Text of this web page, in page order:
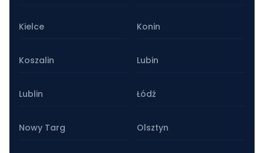
Kielce Konin
Koszalin Lubin
Lublin Łódź
Nowy Targ Olsztyn